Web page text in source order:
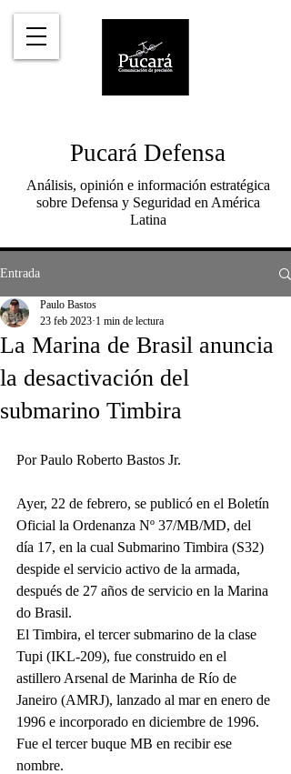
Pucará Defensa
Análisis, opinión e información estratégica
sobre Defensa y Seguridad en América
Latina
Entrada
La Marina de Brasil anuncia
la desactivación del
submarino Timbira
Paulo Bastos
23 feb 2023 1 min de lectura
Por Paulo Roberto Bastos Jr.
Ayer, 22 de febrero, se publicó en el Boletín
Oficial la Ordenanza Nº 37/MB/MD, del
día 17, en la cual Submarino Timbira (S32)
despide el servicio activo de la armada,
después de 27 años de servicio en la Marina
do Brasil.
El Timbira, el tercer submarino de la clase
Tupi (IKL-209), fue construido en el
astillero Arsenal de Marinha de Río de
Janeiro (AMRJ), lanzado al mar en enero de
1996 e incorporado en diciembre de 1996.
Fue el tercer buque MB en recibir ese
nombre.